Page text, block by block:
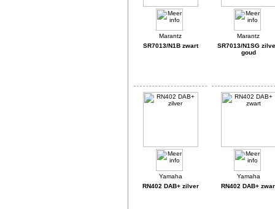
SR7013/N1B zwart
SR7013/N1SG
goud
RN402 DAB+ zilver RN402 DAB+